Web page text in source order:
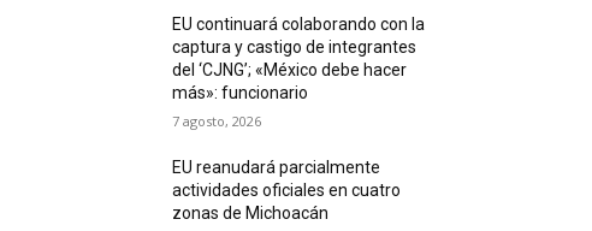
EU continuará colaborando con la
captura y castigo de integrantes
del ‘CJNG’; «México debe hacer
más»: funcionario
7 agosto, 2026
EU reanudará parcialmente
actividades oficiales en cuatro
zonas de Michoacán